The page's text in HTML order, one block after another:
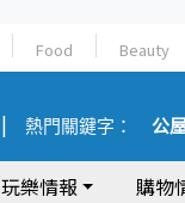
Food Beauty
熱門關鍵字： 公
玩樂情報 購物